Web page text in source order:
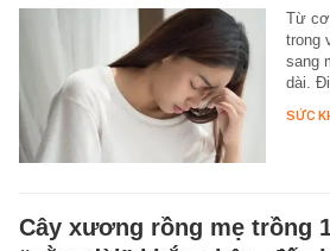
Từ
trong
sang
dài.
SỨC
Cây xương rồng mẹ trồng